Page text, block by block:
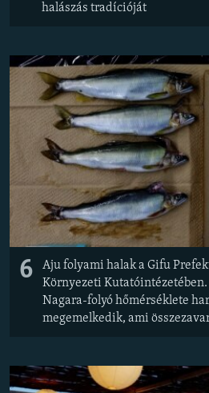
halászás tradícióját
6
Aju folyami halak a Gifu
Környezeti Kutatóintézetében.
Nagara-folyó hőmérséklete
megemelkedik, ami